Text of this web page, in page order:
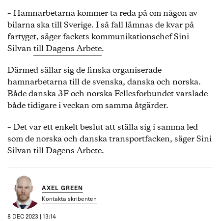
– Hamnarbetarna kommer ta reda på om någon av
bilarna ska till Sverige. I så fall lämnas de kvar på
fartyget, säger fackets kommunikationschef Sini
Silvantill Dagens Arbete.
Därmed sällar sig de finska organiserade
hamnarbetarna till de svenska, danska och norska.
Både danska 3F och norska Fellesforbundet varslade
både tidigare i veckan om samma åtgärder.
– Det var ett enkelt beslut att ställa sig i samma led
som de norska och danska transportfacken, säger Sini
Silvan till Dagens Arbete.
AXEL GREEN
Kontakta skribenten
8 DEC 2023 | 13:14